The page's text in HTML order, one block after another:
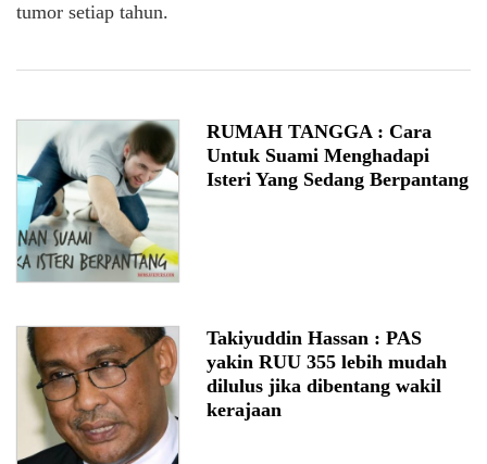
tumor setiap tahun.
RUMAH TANGGA : Cara
Untuk Suami Menghadapi
Isteri Yang Sedang Berpantang
Takiyuddin Hassan : PAS
yakin RUU 355 lebih mudah
dilulus jika dibentang wakil
kerajaan